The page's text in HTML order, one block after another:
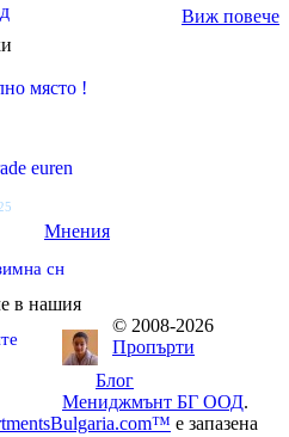
Виж повече
място !
euren
Мнения
сн
Блог
в нашия
© 2008-2026
Пропърти
Мениджмънт БГ ООД.
е запазена